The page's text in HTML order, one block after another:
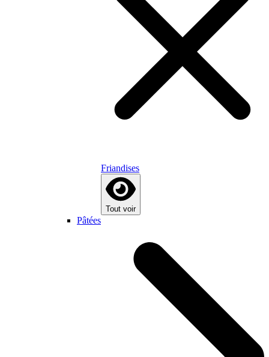
Friandises
Tout voir
Pâtées